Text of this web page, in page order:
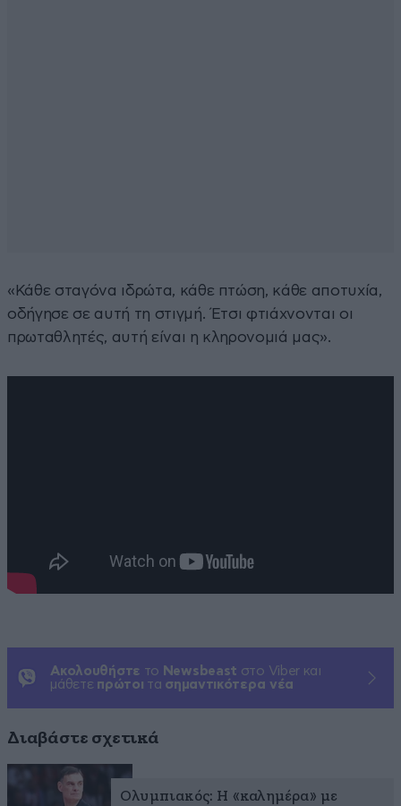
«Κάθε σταγόνα ιδρώτα, κάθε πτώση, κάθε αποτυχία,
οδήγησε σε αυτή τη στιγμή. Έτσι φτιάχνονται οι
πρωταθλητές, αυτή είναι η κληρονομιά μας».
Ακολουθήστε το Newsbeast στο Viber και
μάθετε πρώτοι τα σημαντικότερα νέα
Διαβάστε σχετικά
Ολυμπιακός: Η «καλημέρα» με